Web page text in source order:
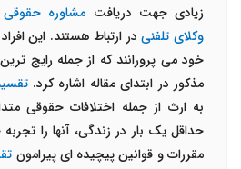
زیادی جهت دریافت مشاوره
وکلای تلفنیدر ارتباط هستند. این
خود می پرورانند که از جمله رایج
مذکور در ابتدای مقاله اشاره کرد.
به ارث از جمله اختلافات حقوقی
حداقل یک بار در زندگی، آنها را
مقررات و قوانین پیچیده ای پیرامون